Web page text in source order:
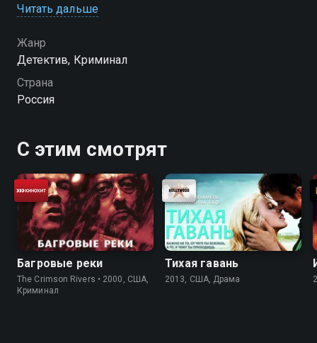
с оперативниками служит Мухтар - храбрый и
Посмотреть онлайн 7 сезон сериала Возвращение
Мухтара вы можете совершенно бесплатно в
хорошем HD качестве на Смотрёшке
Читать дальше
Жанр
Детектив, Криминал
Страна
Россия
С этим смотрят
Багровые реки
The Crimson Rivers • 2000, США,
Криминал
Тихая гавань
2013, США, Драма